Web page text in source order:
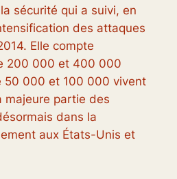
sécurité qui a suivi, en
des attaques
Elle compte
200 000 et 400 000
50 000 et 100 000 vivent
majeure partie des
dans la
aux États-Unis et